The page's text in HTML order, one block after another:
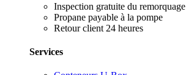
Inspection gratuite du remorquage
Propane payable à la pompe
Retour client 24 heures
Services